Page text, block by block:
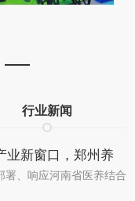
行业新闻
业新窗口，郑州养
前瞻
署、响应河南省医养结合